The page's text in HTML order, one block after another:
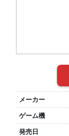
メーカー
ゲーム機
発売日